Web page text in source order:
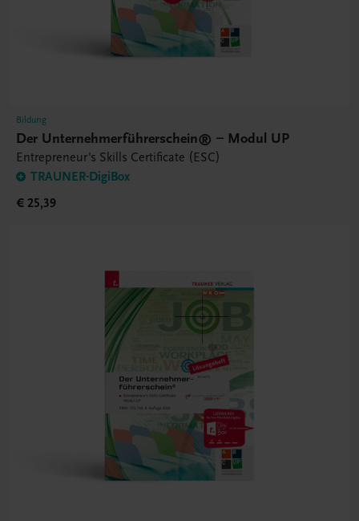
Bildung
Der Unternehmerführerschein® – Modul UP
Entrepreneur's Skills Certificate (ESC)
TRAUNER-DigiBox
€ 25,39